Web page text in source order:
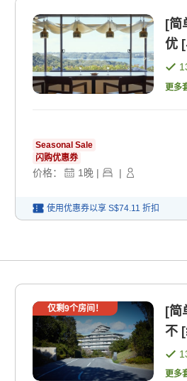
[简
优
更多
Seasonal Sale
闪购优惠券
价格： 1 晚 | |
使用优惠券以享 S$74.11 折扣
仅剩9个房间！
[简
不
更多